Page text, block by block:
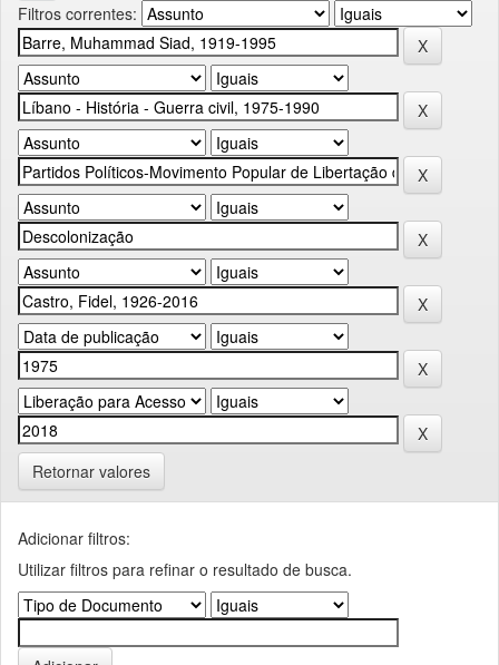
Filtros correntes:
Retornar valores
Adicionar filtros:
Utilizar filtros para refinar o resultado de busca.